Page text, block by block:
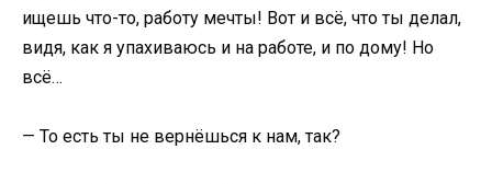
ищешь что-то, работу мечты! Вот и всё, что ты делал,
видя, как я упахиваюсь и на работе, и по дому! Но
всё…
— То есть ты не вернёшься к нам, так?